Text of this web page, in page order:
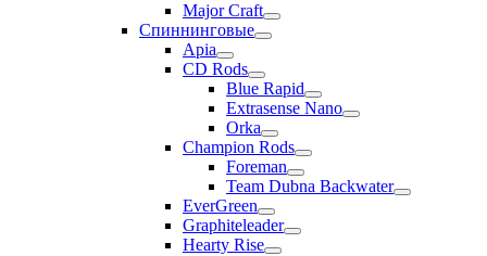
Major Craft
Спиннинговые
Apia
CD Rods
Blue Rapid
Extrasense Nano
Orka
Champion Rods
Foreman
Team Dubna Backwater
EverGreen
Graphiteleader
Hearty Rise